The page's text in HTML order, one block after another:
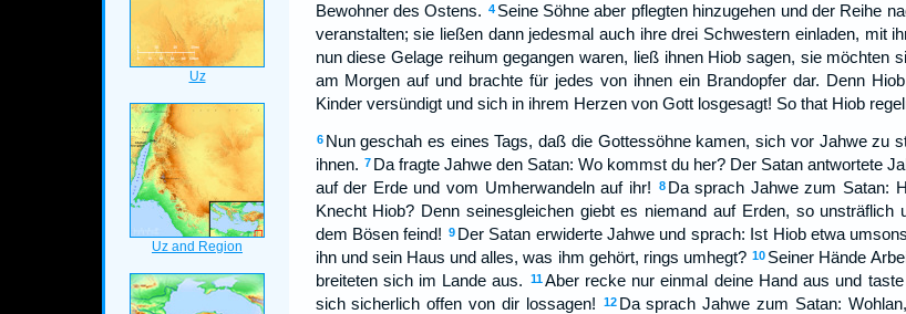
Bewohner des Ostens. 4 Seine Söhne aber pflegten hinzugehen und der Reihe
veranstalten; sie ließen dann jedesmal auch ihre drei Schwestern einladen, mit
nun diese Gelage reihum gegangen waren, ließ ihnen Hiob sagen, sie möchten
am Morgen auf und brachte für jedes von ihnen ein Brandopfer dar. Denn
Kinder versündigt und sich in ihrem Herzen von Gott losgesagt! So that Hiob
6 Nun geschah es eines Tags, daß die Gottessöhne kamen, sich vor Jahwe zu
ihnen. 7 Da fragte Jahwe den Satan: Wo kommst du her? Der Satan antwortete
auf der Erde und vom Umherwandeln auf ihr!
8 Da sprach Jahwe zum Satan:
Knecht Hiob? Denn seinesgleichen giebt es niemand auf Erden, so unsträflich
dem Bösen feind! 9 Der Satan erwiderte Jahwe und sprach: Ist Hiob etwa
ihn und sein Haus und alles, was ihm gehört, rings umhegt? 10 Seiner Hände
breiteten sich im Lande aus.
11Aber recke nur einmal deine Hand aus und
sich sicherlich offen von dir lossagen!
12 Da sprach Jahwe zum Satan: